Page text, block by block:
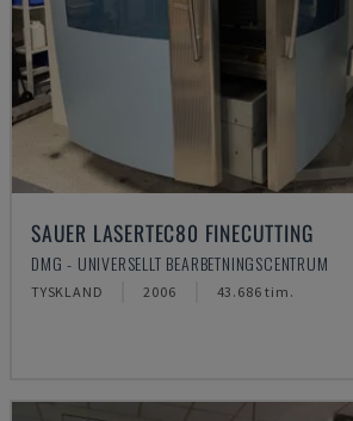
SAUER LASERTEC80 FINECUTTING
DMG - UNIVERSELLT BEARBETNINGSCENTRUM
TYSKLAND 2006 43.686 tim.